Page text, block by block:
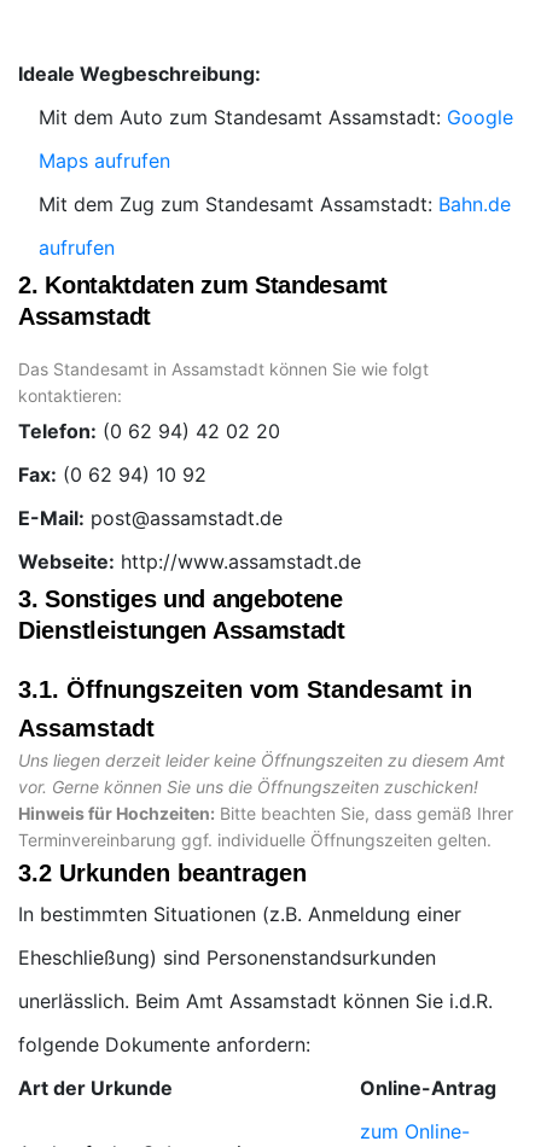
Ideale Wegbeschreibung:
Mit dem Auto zum Standesamt Assamstadt: Google
Maps aufrufen
Mit dem Zug zum Standesamt Assamstadt: Bahn.de
aufrufen
2. Kontaktdaten zum Standesamt
Assamstadt
Das Standesamt in Assamstadt können Sie wie folgt
kontaktieren:
Telefon:
Fax:
E-Mail:
Webseite: http://www.assamstadt.de
3. Sonstiges und angebotene
Dienstleistungen Assamstadt
3.1. Öffnungszeiten vom Standesamt in
Assamstadt
Uns liegen derzeit leider keine Öffnungszeiten zu diesem Amt
vor. Gerne können Sie uns die Öffnungszeiten zuschicken!
Hinweis für Hochzeiten: Bitte beachten Sie, dass gemäß Ihrer
Terminvereinbarung ggf. individuelle Öffnungszeiten gelten.
3.2 Urkunden beantragen
In bestimmten Situationen (z.B. Anmeldung einer
Eheschließung) sind Personenstandsurkunden
unerlässlich. Beim Amt Assamstadt können Sie i.d.R.
folgende Dokumente anfordern:
Art der Urkunde
Online-Antrag
zum Online-